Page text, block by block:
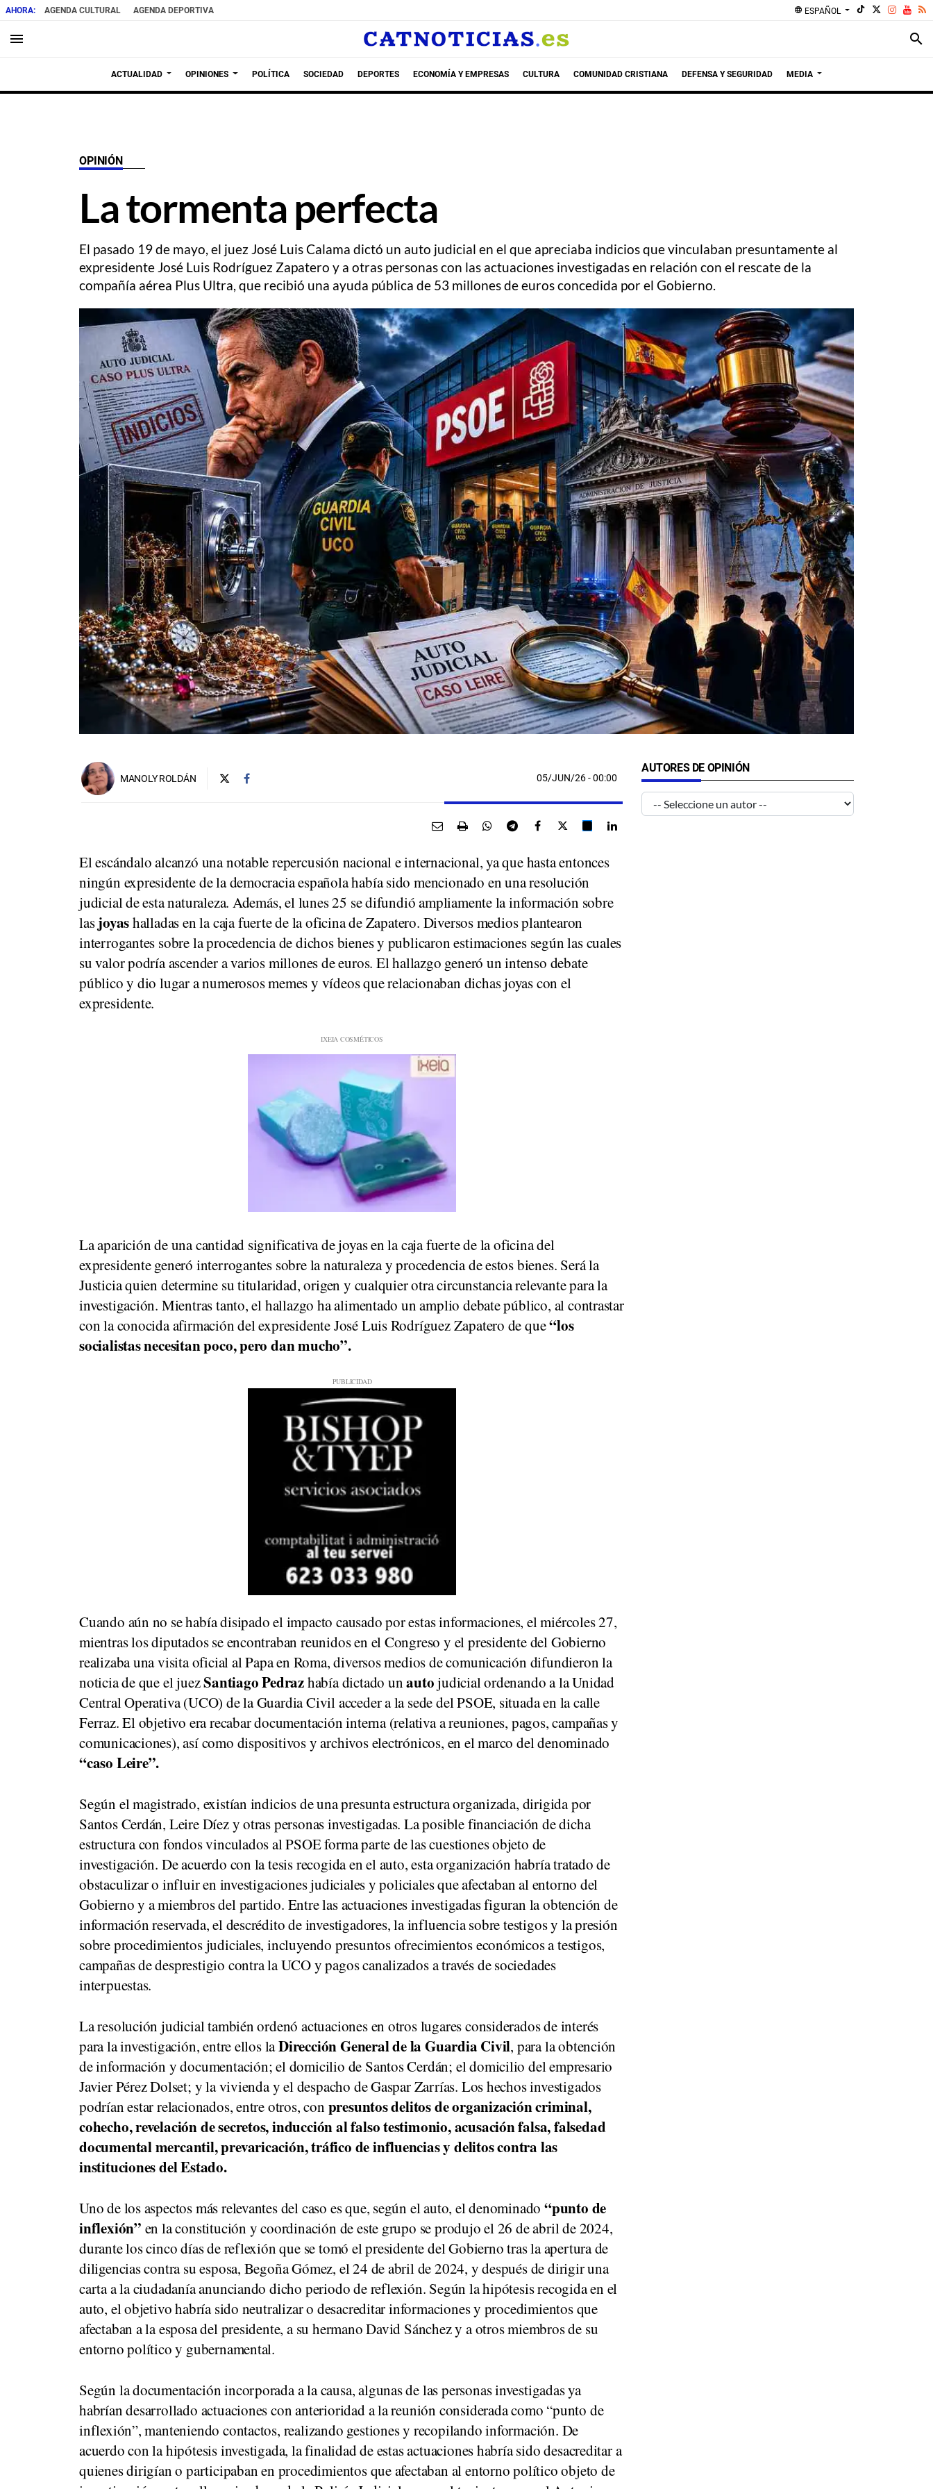
AGENDA CULTURAL AGENDA DEPORTIVA language ESPAÑOL
menu search
ACTUALIDAD OPINIONES POLÍTICA SOCIEDAD DEPORTES ECONOMÍA Y EMPRESAS CULTURA COMUNIDAD CRISTIANA DEFENSA Y SEGURIDAD MEDIA
OPINIÓN
La tormenta perfecta
El pasado 19 de mayo, el juez José Luis Calama dictó un auto judicial en el que apreciaba indicios que vinculaban presuntamente al
expresidente José Luis Rodríguez Zapatero y a otras personas con las actuaciones investigadas en relación con el rescate de la
compañía aérea Plus Ultra, que recibió una ayuda pública de 53 millones de euros concedida por el Gobierno.
MANOLY ROLDÁN 05/JUN/26- 00:00
El escándalo alcanzó una notable repercusión nacional e internacional, ya que hasta entonces
ningún expresidente de la democracia española había sido mencionado en una resolución
judicial de esta naturaleza. Además, el lunes 25 se difundió ampliamente la información sobre
lasjoyashalladas en la caja fuerte de la oficina de Zapatero. Diversos medios plantearon
interrogantes sobre la procedencia de dichos bienes y publicaron estimaciones según las cuales
su valor podría ascender a varios millones de euros. El hallazgo generó un intenso debate
público y dio lugar a numerosos memes y vídeos que relacionaban dichas joyas con el
expresidente.
La aparición de una cantidad significativa de joyas en la caja fuerte de la oficina del
expresidente generó interrogantes sobre la naturaleza y procedencia de estos bienes. Será la
Justicia quien determine su titularidad, origen y cualquier otra circunstancia relevante para la
investigación. Mientras tanto, el hallazgo ha alimentado un amplio debate público, al contrastar
con la conocida afirmación del expresidente José Luis Rodríguez Zapatero de que“los
socialistas necesitan poco, pero dan mucho”.
Cuando aún no se había disipado el impacto causado por estas informaciones, el miércoles 27,
mientras los diputados se encontraban reunidos en el Congreso y el presidente del Gobierno
realizaba una visita oficial al Papa en Roma, diversos medios de comunicación difundieron la
noticia de que el juezSantiago Pedrazhabía dictado unautojudicial ordenando a la Unidad
Central Operativa (UCO) de la Guardia Civil acceder a la sede del PSOE, situada en la calle
Ferraz. El objetivo era recabar documentación interna (relativa a reuniones, pagos, campañas y
comunicaciones), así como dispositivos y archivos electrónicos, en el marco del denominado
“caso Leire”.
Según el magistrado, existían indicios de una presunta estructura organizada, dirigida por
Santos Cerdán, Leire Díez y otras personas investigadas. La posible financiación de dicha
estructura con fondos vinculados al PSOE forma parte de las cuestiones objeto de
investigación. De acuerdo con la tesis recogida en el auto, esta organización habría tratado de
obstaculizar o influir en investigaciones judiciales y policiales que afectaban al entorno del
Gobierno y a miembros del partido. Entre las actuaciones investigadas figuran la obtención de
información reservada, el descrédito de investigadores, la influencia sobre testigos y la presión
sobre procedimientos judiciales, incluyendo presuntos ofrecimientos económicos a testigos,
campañas de desprestigio contra la UCO y pagos canalizados a través de sociedades
interpuestas.
La resolución judicial también ordenó actuaciones en otros lugares considerados de interés
para la investigación, entre ellos laDirección General de la Guardia Civil, para la obtención
de información y documentación; el domicilio de Santos Cerdán; el domicilio del empresario
Javier Pérez Dolset; y la vivienda y el despacho de Gaspar Zarrías. Los hechos investigados
podrían estar relacionados, entre otros, con presuntos delitos de organización criminal,
cohecho, revelación de secretos, inducción al falso testimonio, acusación falsa, falsedad
documental mercantil, prevaricación, tráfico de influencias y delitos contra las
instituciones del Estado.
Uno de los aspectos más relevantes del caso es que, según el auto, el denominado “punto de
inflexión” en la constitución y coordinación de este grupo se produjo el 26 de abril de 2024,
durante los cinco días de reflexión que se tomó el presidente del Gobierno tras la apertura de
diligencias contra su esposa, Begoña Gómez, el 24 de abril de 2024, y después de dirigir una
carta a la ciudadanía anunciando dicho periodo de reflexión. Según la hipótesis recogida en el
auto, el objetivo habría sido neutralizar o desacreditar informaciones y procedimientos que
afectaban a la esposa del presidente, a su hermano David Sánchez y a otros miembros de su
entorno político y gubernamental.
Según la documentación incorporada a la causa, algunas de las personas investigadas ya
habrían desarrollado actuaciones con anterioridad a la reunión considerada como “punto de
inflexión”, manteniendo contactos, realizando gestiones y recopilando información. De
acuerdo con la hipótesis investigada, la finalidad de estas actuaciones habría sido desacreditar a
quienes dirigían o participaban en procedimientos que afectaban al entorno político objeto de
AUTORES DE OPINIÓN